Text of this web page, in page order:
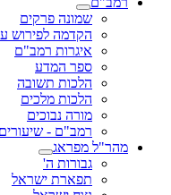
שמונה פרקים
הקדמה לפירוש
איגרות רמב"ם
ספר המדע
הלכות תשובה
הלכות מלכים
מורה נבוכים
רמב"ם -
מהר"ל מפראג
גבורות ה'
תפארת ישראל